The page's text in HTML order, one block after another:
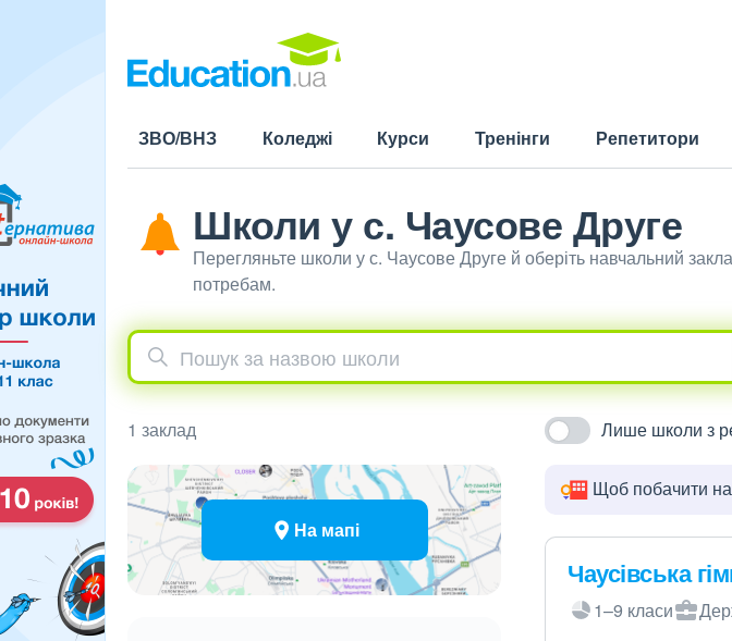
ЗВО/ВНЗ Коледжі Курси Тренінги Репетитори
Школи у с. Чаусове Друге
Перегляньте школи у с. Чаусове Друге й оберіть навчальний
потребам.
1 заклад Лише школи з
На мапі
Щоб побачити
Чаусівська
1–9 класи